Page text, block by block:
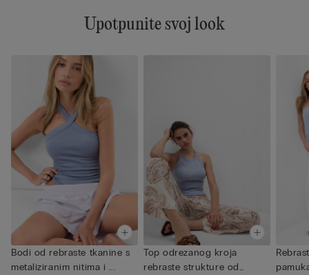
Upotpunite svoj look
Bodi od rebraste tkanine s
metaliziranim nitima i ...
Top odrezanog kroja
rebraste strukture od